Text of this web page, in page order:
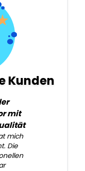
Kunden
mit
mich
Die